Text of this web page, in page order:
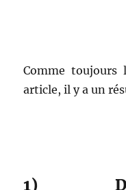
Comme
article, il y a un
1)